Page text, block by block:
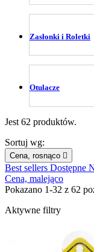
Zasłonki i Roletki
Otulacze
Jest 62 produktów.
Sortuj wg:
Cena, rosnąco 
Best sellers Dostępne
Cena, malejąco
Pokazano 1-32 z 62
Aktywne filtry